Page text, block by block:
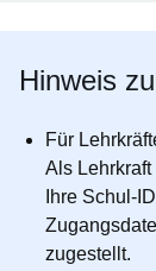
Hinweis
Für
Als
Ihre Schul-
zugestellt.